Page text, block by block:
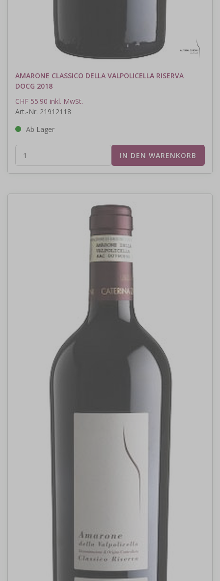
AMARONE CLASSICO DELLA VALPOLICELLA RISERVA
DOCG 2018
CHF 55.90 inkl. MwSt.
Art.-Nr. 21912118
Ab Lager